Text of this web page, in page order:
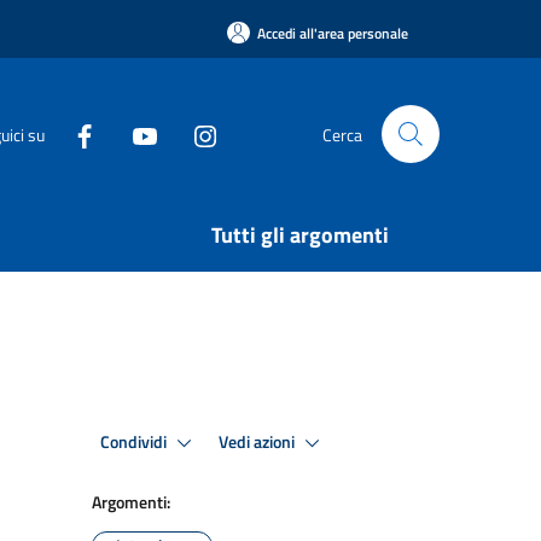
Accedi all'area personale
su Cerca
Tutti gli argomenti
Condividi Vedi azioni
Argomenti: